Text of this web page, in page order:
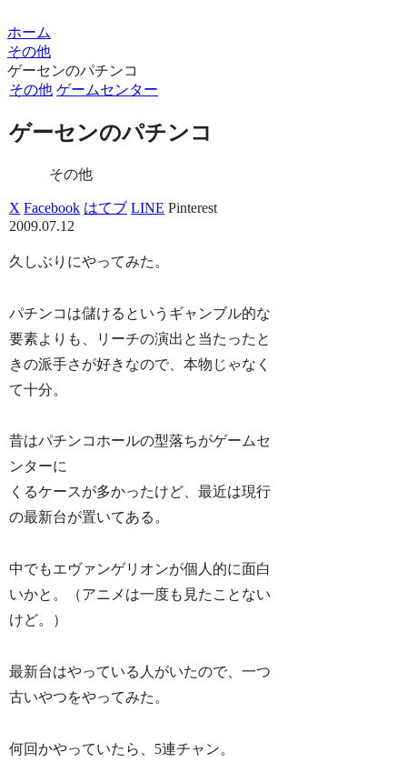
ホーム
その他
ゲーセンのパチンコ
その他 ゲームセンター
ゲーセンのパチンコ
その他
X Facebook はてブ LINE Pinterest
2009.07.12
久しぶりにやってみた。
パチンコは儲けるというギャンブル的な
要素よりも、リーチの演出と当たったと
きの派手さが好きなので、本物じゃなく
て十分。
昔はパチンコホールの型落ちがゲームセ
ンターに
くるケースが多かったけど、最近は現行
の最新台が置いてある。
中でもエヴァンゲリオンが個人的に面白
いかと。（アニメは一度も見たことない
けど。）
最新台はやっている人がいたので、一つ
古いやつをやってみた。
何回かやっていたら、5連チャン。